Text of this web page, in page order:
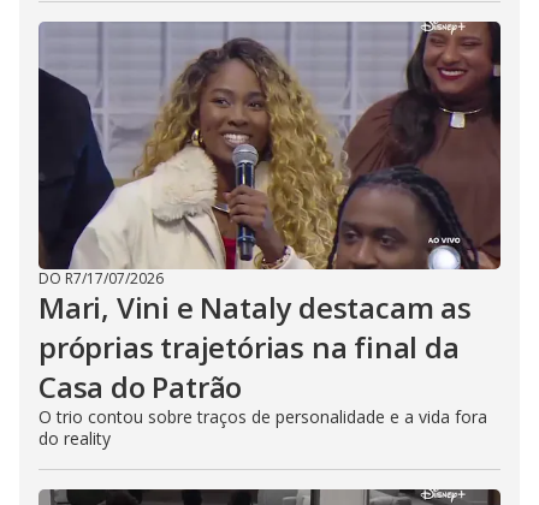
DO R7/17/07/2026
Mari, Vini e Nataly destacam as
próprias trajetórias na final da
Casa do Patrão
O trio contou sobre traços de personalidade e a vida fora
do reality